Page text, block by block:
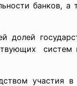
банков,
долей
систем
участия